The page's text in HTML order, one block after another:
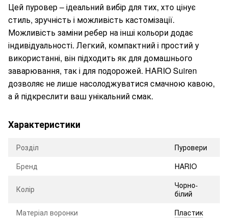
Цей пуровер – ідеальний вибір для тих, хто цінує
стиль, зручність і можливість кастомізації.
Можливість заміни ребер на інші кольори додає
індивідуальності. Легкий, компактний і простий у
використанні, він підходить як для домашнього
заварювання, так і для подорожей. HARIO Suiren
дозволяє не лише насолоджуватися смачною кавою,
а й підкреслити ваш унікальний смак.
Характеристики
Розділ
Пуровери
Бренд
HARIO
Колір
Чорно-
білий
Матеріал воронки
Пластик